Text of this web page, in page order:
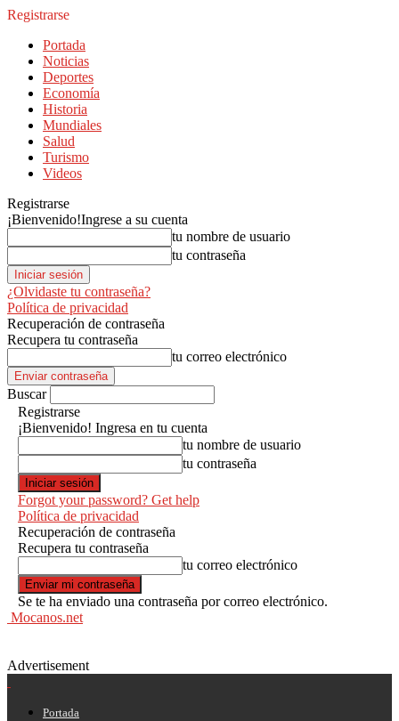
Registrarse
Portada
Noticias
Deportes
Economía
Historia
Mundiales
Salud
Turismo
Videos
Registrarse
¡Bienvenido!Ingrese a su cuenta
tu nombre de usuario
tu contraseña
¿Olvidaste tu contraseña?
Política de privacidad
Recuperación de contraseña
Recupera tu contraseña
tu correo electrónico
Buscar
Registrarse
¡Bienvenido! Ingresa en tu cuenta
tu nombre de usuario
tu contraseña
Forgot your password? Get help
Política de privacidad
Recuperación de contraseña
Recupera tu contraseña
tu correo electrónico
Se te ha enviado una contraseña por correo electrónico.
Mocanos.net
Advertisement
Portada